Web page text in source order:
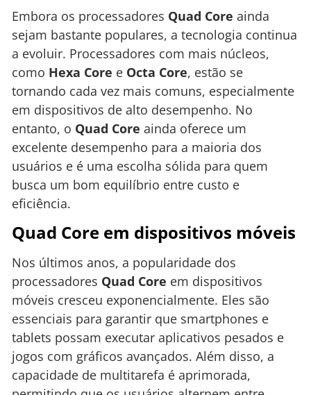
Embora os processadores Quad Core ainda
sejam bastante populares, a tecnologia continua
a evoluir. Processadores com mais núcleos,
como Hexa Core e Octa Core, estão se
tornando cada vez mais comuns, especialmente
em dispositivos de alto desempenho. No
entanto, o Quad Core ainda oferece um
excelente desempenho para a maioria dos
usuários e é uma escolha sólida para quem
busca um bom equilíbrio entre custo e
eficiência.
Quad Core em dispositivos móveis
Nos últimos anos, a popularidade dos
processadores Quad Core em dispositivos
móveis cresceu exponencialmente. Eles são
essenciais para garantir que smartphones e
tablets possam executar aplicativos pesados e
jogos com gráficos avançados. Além disso, a
capacidade de multitarefa é aprimorada,